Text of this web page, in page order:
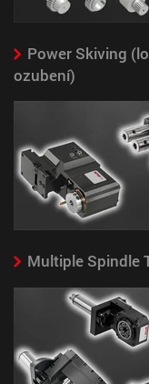
Power Skiving
ozubení)
Multiple Spindle